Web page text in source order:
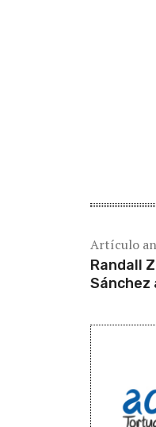
Artículo
Randall
Sánchez